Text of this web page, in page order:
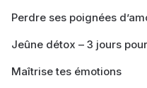
Perdre ses poignées
Jeûne détox – 3 jours
Maîtrise tes émotions